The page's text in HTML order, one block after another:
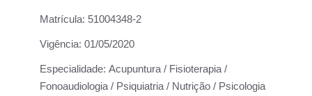
Matrícula: 51004348-2
Vigência: 01/05/2020
Especialidade: Acupuntura / Fisioterapia /
Fonoaudiologia / Psiquiatria / Nutrição / Psicologia